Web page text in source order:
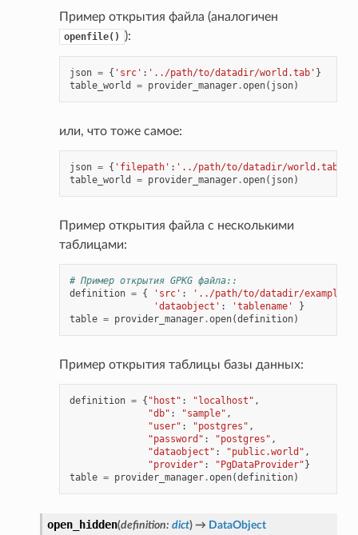
Пример открытия файла (аналогичен
openfile() ):
json = { 'src' : '../path/to/datadir/world.tab' }
table_world
= provider_manager.open( json)
или, что тоже самое:
json = { 'filepath' : '../path/to/datadir/world.tab'
table_world
= provider_manager.open( json)
Пример открытия файла с несколькими
таблицами:
# Пример открытия GPKG файла::
definition = { 'src' :
'../path/to/datadir/
'dataobject' : 'tablename'
}
table = provider_manager.open(definition)
Пример открытия таблицы базы данных:
definition = { "host" : "localhost" ,
"db" : "sample" ,
"user" : "postgres" ,
"password" : "postgres" ,
"dataobject" : "public.world" ,
"provider" : "PgDataProvider" }
table = provider_manager.open(definition)
open_hidden(definition: dict) → DataObject